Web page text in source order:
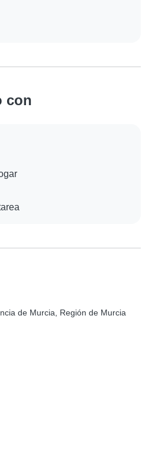
con
de Murcia, Región de Murcia